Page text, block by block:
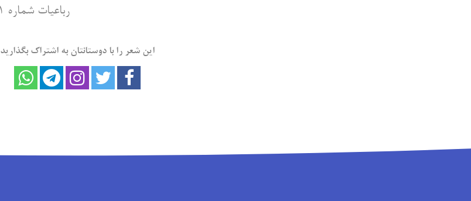
رباعیات شماره ۵۵۱ تا ۶۰۰
این شعر را با دوستانتان به اشتراک بگذارید